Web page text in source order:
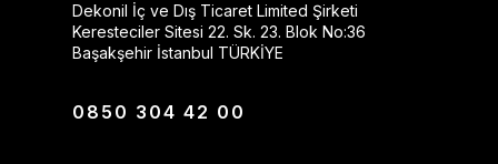
Dekonil İç ve Dış Ticaret Limited Şirketi
Keresteciler Sitesi 22. Sk. 23. Blok No:36
Başakşehir İstanbul TÜRKİYE
0850 304 42 00